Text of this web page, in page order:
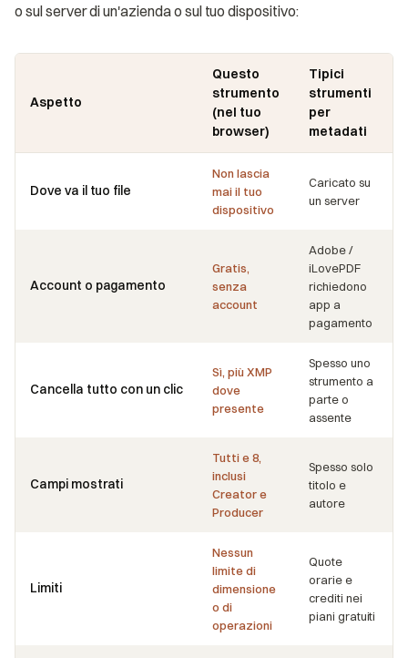
o sul server di un'azienda o sul tuo dispositivo:
Aspetto
Questo
strumento
(nel tuo
browser)
Tipici
strumenti
per
metadati
Dove va il tuo file
Non lascia
mai il tuo
dispositivo
Caricato su
un server
Account o pagamento
Gratis,
senza
account
Adobe /
iLovePDF
richiedono
app a
pagamento
Cancella tutto con un clic
Sì, più XMP
dove
presente
Spesso uno
strumento a
parte o
assente
Campi mostrati
Tutti e 8,
inclusi
Creator e
Producer
Spesso solo
titolo e
autore
Limiti
Nessun
limite di
dimensione
o di
operazioni
Quote
orarie e
crediti nei
piani gratuiti